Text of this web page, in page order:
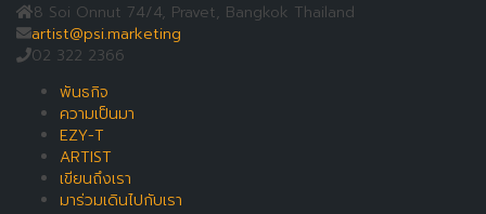
8 Soi Onnut 74/4, Pravet, Bangkok Thailand
artist@psi.marketing
02 322 2366
พันธกิจ
ความเป็นมา
EZY-T
ARTIST
เขียนถึงเรา
มาร่วมเดินไปกับเรา